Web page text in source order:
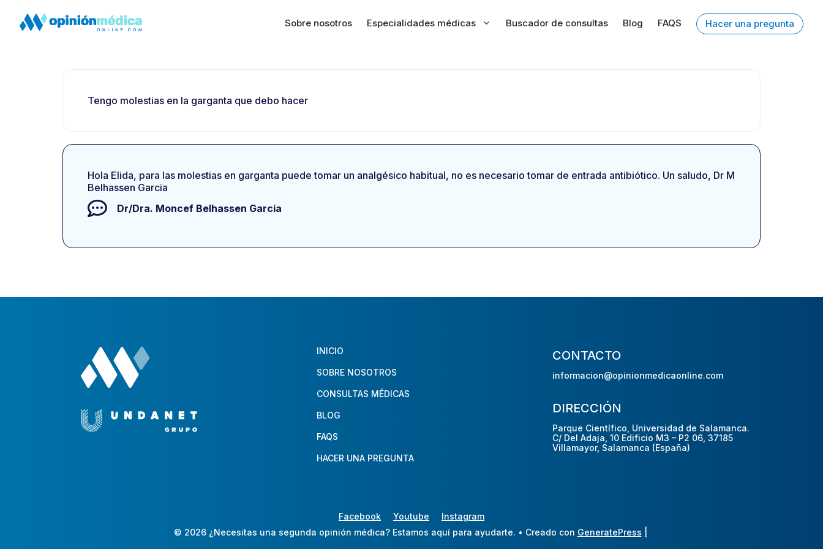
Sobre nosotros Especialidades médicas Buscador de consultas Blog FAQS Hacer una pregunta
Tengo molestias en la garganta que debo hacer
Hola Elida, para las molestias en garganta puede tomar un analgésico habitual, no es necesario tomar de entrada antibiótico. Un saludo, Dr M
Belhassen Garcia
Dr/Dra. Moncef Belhassen García
INICIO
SOBRE NOSOTROS
CONSULTAS MÉDICAS
BLOG
FAQS
HACER UNA PREGUNTA
CONTACTO
informacion@opinionmedicaonline.com
DIRECCIÓN
Parque Científico, Universidad de Salamanca.
C/ Del Adaja, 10 Edificio M3 – P2 06, 37185
Villamayor, Salamanca (España)
Facebook Youtube
Instagram
© 2026 ¿Necesitas una segunda opinión médica? Estamos aquí para ayudarte. • Creado con GeneratePress